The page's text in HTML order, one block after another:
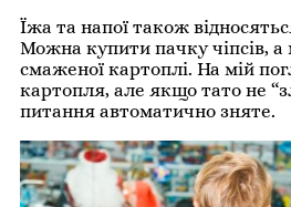
Їжа та напої також
Можна купити пачку чіпсів, а
смаженої картоплі. На мій
картопля, але якщо тато не
питання автоматично зняте.